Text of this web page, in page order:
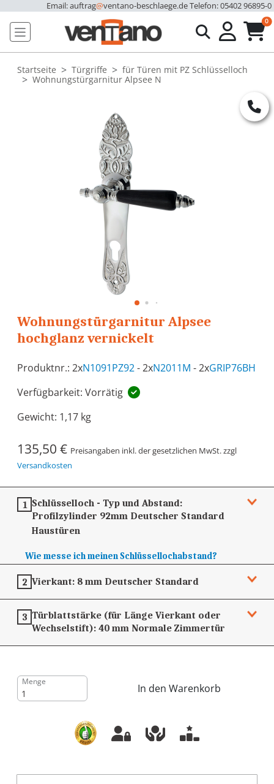
Email: auftrag@ventano-beschlaege.deTelefon: 05402 96895-0
0
Startseite Türgriffe
für Türen mit PZ Schlüsselloch
Wohnungstürgarnitur Alpsee N
Wohnungstürgarnitur Alpsee
hochglanz vernickelt
Produktnr.: 2xN1091PZ92- 2xN2011M - 2xGRIP76BH
Verfügbarkeit: Vorrätig
Gewicht: 1,17 kg
135,50 € Preisangaben inkl. der gesetzlichen MwSt. zzgl
Versandkosten
1 Schlüsselloch - Typ und Abstand:
Profilzylinder 92mm Deutscher Standard
Haustüren
Wie messe ich meinen Schlüssellochabstand?
2 Vierkant: 8 mm Deutscher Standard
3 Türblattstärke (für Länge Vierkant oder
Wechselstift):40 mm Normale Zimmertür
Menge
In den Warenkorb